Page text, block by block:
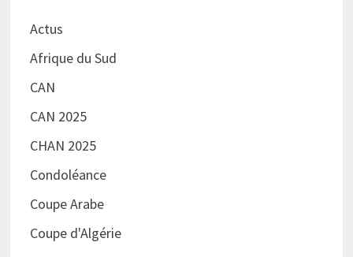
Actus
Afrique du Sud
CAN
CAN 2025
CHAN 2025
Condoléance
Coupe Arabe
Coupe d'Algérie